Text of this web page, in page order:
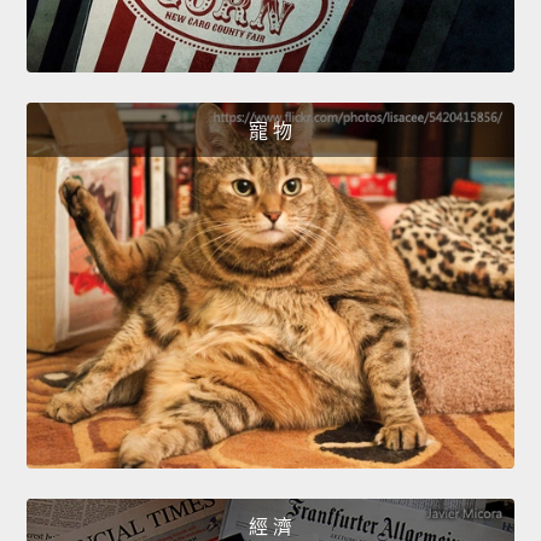
寵 物
經 濟